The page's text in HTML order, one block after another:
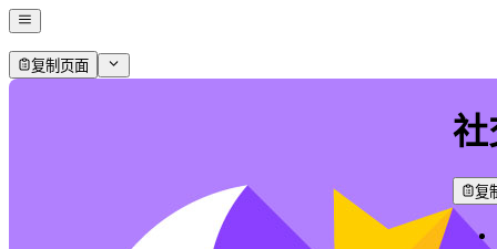
复制页面
社
复